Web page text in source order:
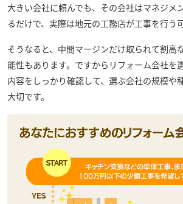
大きい会社に頼んでも、その会社はマネジメ
るだけで、実際は地元の工務店が工事を行う
そうなると、中間マージンだけ取られて割高
能性もあります。ですからリフォーム会社を
内容をしっかり確認して、選ぶ会社の規模や
大切です。